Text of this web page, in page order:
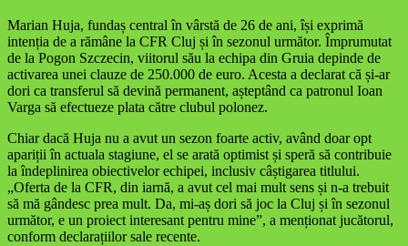
Marian Huja, fundaș central în vârstă de 26 de ani, își exprimă
intenția de a rămâne la CFR Cluj și în sezonul următor. Împrumutat
de la Pogon Szczecin, viitorul său la echipa din Gruia depinde de
activarea unei clauze de 250.000 de euro. Acesta a declarat că și-ar
dori ca transferul să devină permanent, așteptând ca patronul Ioan
Varga să efectueze plata către clubul polonez.
Chiar dacă Huja nu a avut un sezon foarte activ, având doar opt
apariții în actuala stagiune, el se arată optimist și speră să contribuie
la îndeplinirea obiectivelor echipei, inclusiv câștigarea titlului.
„Oferta de la CFR, din iarnă, a avut cel mai mult sens și n-a trebuit
să mă gândesc prea mult. Da, mi-aș dori să joc la Cluj și în sezonul
următor, e un proiect interesant pentru mine”, a menționat jucătorul,
conform declarațiilor sale recente.